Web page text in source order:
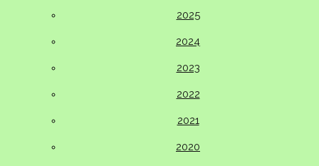
2025
2024
2023
2022
2021
2020